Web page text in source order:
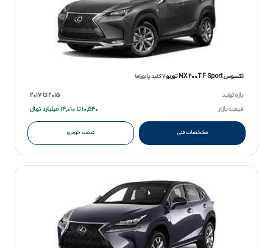
لکسوس NX ۲۰۰T F Sport توربو ۷ کلید پانوراما
بازه تولید
۲۰۱۵ تا ۲۰۱۷
قیمت بازار
۱۰,۵۴۰ تا ۱۴,۰۱۰ میلیارد تومانءءء
مشخصات فنی قیمت خودرو